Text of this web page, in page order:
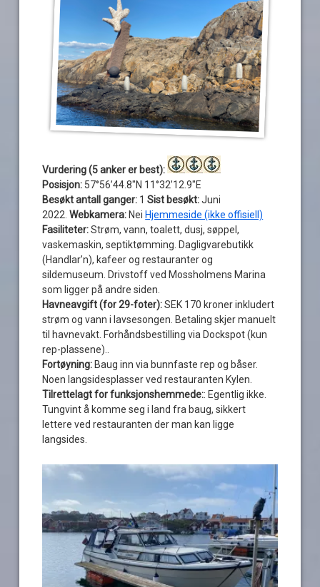
Vurdering (5 anker er best):
Posisjon: 57°56’44.8″N 11°32’12.9″E
Besøkt antall ganger: 1Sist besøkt:Juni
2022.Webkamera: Nei Hjemmeside (ikke offisiell)
Fasiliteter:Strøm, vann, toalett, dusj, søppel,
vaskemaskin, septiktømming. Dagligvarebutikk
(Handlar’n), kafeer og restauranter og
sildemuseum. Drivstoff ved Mossholmens Marina
som ligger på andre siden.
Havneavgift (for 29-foter):SEK 170 kroner inkludert
strøm og vann i lavsesongen. Betaling skjer manuelt
til havnevakt. Forhåndsbestilling via Dockspot (kun
rep-plassene)..
Fortøyning: Baug inn via bunnfaste rep og båser.
Noen langsidesplasser ved restauranten Kylen.
Tilrettelagt for funksjonshemmede:: Egentlig ikke.
Tungvint å komme seg i land fra baug, sikkert
lettere ved restauranten der man kan ligge
langsides.